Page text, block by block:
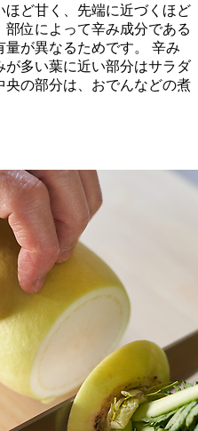
ど甘く、先端に近づくほど
位によって辛み成分である
量が異なるためです。 辛み
多い葉に近い部分はサラダ
の部分は、おでんなどの煮